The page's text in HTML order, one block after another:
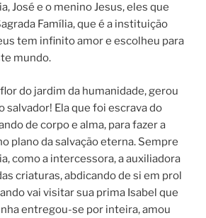
José e o menino Jesus, eles que
Família, que é a instituição
tem infinito amor e escolheu para
mundo.
do jardim da humanidade, gerou
salvador! Ela que foi escrava do
de corpo e alma, para fazer a
plano da salvação eterna. Sempre
como a intercessora, a auxiliadora
criaturas, abdicando de si em prol
vai visitar sua prima Isabel que
entregou-se por inteira, amou